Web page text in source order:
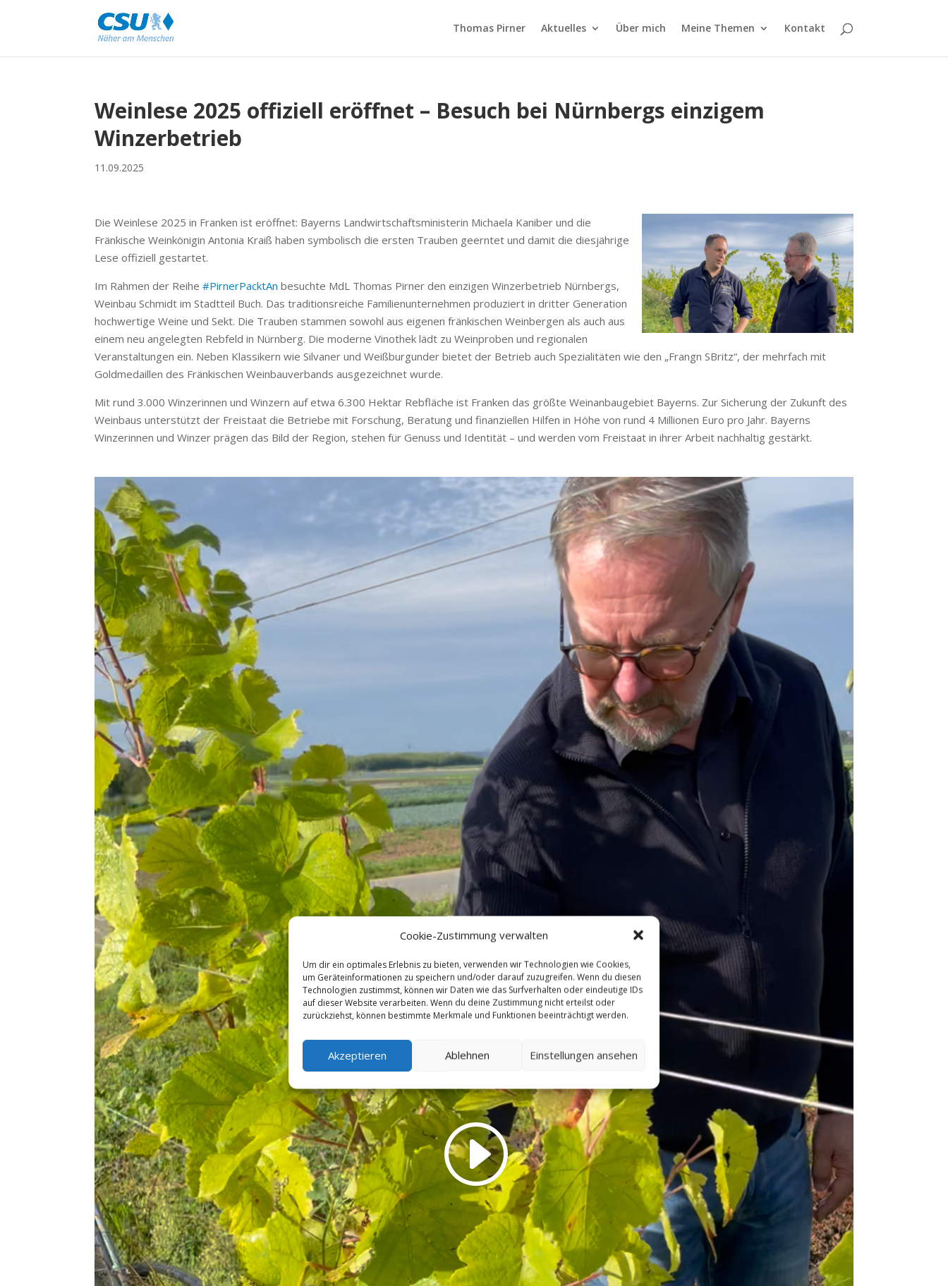
Cookie-Zustimmung verwalten
Um dir ein optimales Erlebnis zu bieten, verwenden wir Technologien wie Cookies,
um Geräteinformationen zu speichern und/oder darauf zuzugreifen. Wenn du diesen
Technologien zustimmst, können wir Daten wie das Surfverhalten oder eindeutige IDs
auf dieser Website verarbeiten. Wenn du deine Zustimmung nicht erteilst oder
zurückziehst, können bestimmte Merkmale und Funktionen beeinträchtigt werden.
Akzeptieren Ablehnen Einstellungen ansehen
Thomas Pirner Aktuelles Über mich Meine Themen Kontakt
Weinlese 2025 offiziell eröffnet – Besuch bei Nürnbergs einzigem
Winzerbetrieb
11.09.2025
Die Weinlese 2025 in Franken ist eröffnet: Bayerns Landwirtschaftsministerin Michaela Kaniber und die
Fränkische Weinkönigin Antonia Kraiß haben symbolisch die ersten Trauben geerntet und damit die diesjährige
Lese offiziell gestartet.
Im Rahmen der Reihe#PirnerPacktAn besuchte MdL Thomas Pirner den einzigen Winzerbetrieb Nürnbergs,
Weinbau Schmidt im Stadtteil Buch. Das traditionsreiche Familienunternehmen produziert in dritter Generation
hochwertige Weine und Sekt. Die Trauben stammen sowohl aus eigenen fränkischen Weinbergen als auch aus
einem neu angelegten Rebfeld in Nürnberg. Die moderne Vinothek lädt zu Weinproben und regionalen
Veranstaltungen ein. Neben Klassikern wie Silvaner und Weißburgunder bietet der Betrieb auch Spezialitäten wie den „Frangn SBritz“, der mehrfach mit
Goldmedaillen des Fränkischen Weinbauverbands ausgezeichnet wurde.
Mit rund 3.000 Winzerinnen und Winzern auf etwa 6.300 Hektar Rebfläche ist Franken das größte Weinanbaugebiet Bayerns. Zur Sicherung der Zukunft des
Weinbaus unterstützt der Freistaat die Betriebe mit Forschung, Beratung und finanziellen Hilfen in Höhe von rund 4 Millionen Euro pro Jahr. Bayerns
Winzerinnen und Winzer prägen das Bild der Region, stehen für Genuss und Identität – und werden vom Freistaat in ihrer Arbeit nachhaltig gestärkt.